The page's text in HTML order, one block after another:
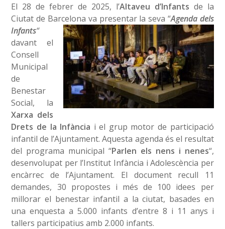
El 28 de febrer de 2025, l’Altaveu d’Infants de la
Ciutat de Barcelona va presentar la seva “Agenda dels
Infants“
davant el
Consell
Municipal
de
Benestar
Social, la
Xarxa dels
Drets de la Infància i el grup motor de participació
infantil de l’Ajuntament. Aquesta agenda és el resultat
del programa municipal “Parlen els nens i nenes“,
desenvolupat per l’Institut Infància i Adolescència per
encàrrec de l’Ajuntament. El document recull 11
demandes, 30 propostes i més de 100 idees per
millorar el benestar infantil a la ciutat, basades en
una enquesta a 5.000 infants d’entre 8 i 11 anys i
tallers participatius amb 2.000 infants.